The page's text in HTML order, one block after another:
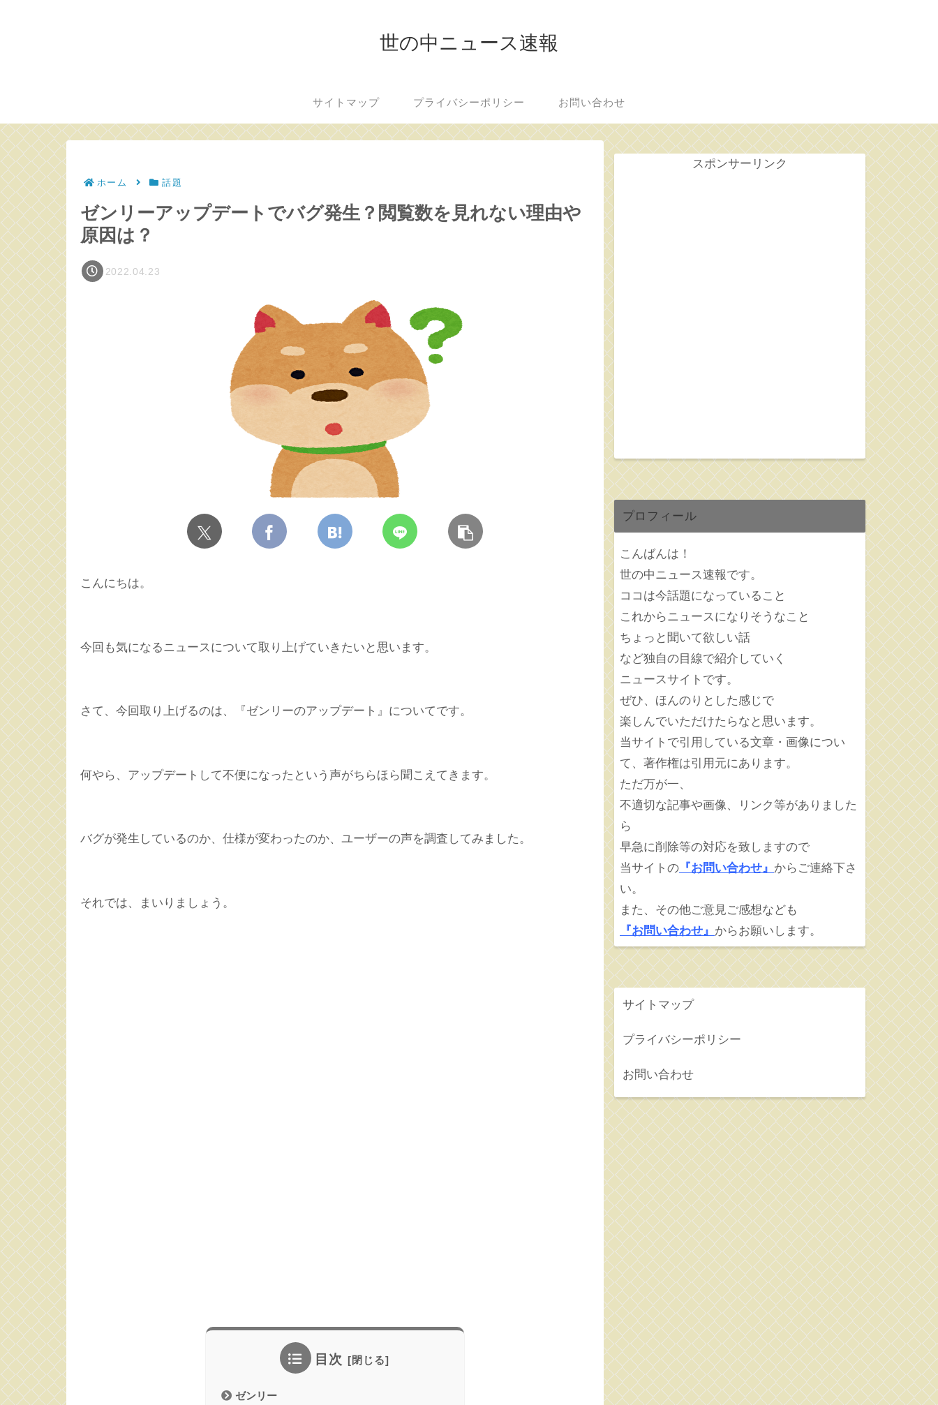
世の中ニュース速報
サイトマップ プライバシーポリシー お問い合わせ
ホーム 話題
ゼンリーアップデートでバグ発生？閲覧数を見れない理由や
原因は？
2022.04.23
こんにちは。
今回も気になるニュースについて取り上げていきたいと思います。
さて、今回取り上げるのは、『ゼンリーのアップデート』についてです。
何やら、アップデートして不便になったという声がちらほら聞こえてきます。
バグが発生しているのか、仕様が変わったのか、ユーザーの声を調査してみました。
それでは、まいりましょう。
目次
ゼンリー
スポンサーリンク
プロフィール
こんばんは！
世の中ニュース速報です。
ココは今話題になっていること
これからニュースになりそうなこと
ちょっと聞いて欲しい話
など独自の目線で紹介していく
ニュースサイトです。
ぜひ、ほんのりとした感じで
楽しんでいただけたらなと思います。
当サイトで引用している文章・画像につい
て、著作権は引用元にあります。
ただ万が一、
不適切な記事や画像、リンク等がありました
ら
早急に削除等の対応を致しますので
当サイトの 『お問い合わせ』 からご連絡下さ
い。
また、その他ご意見ご感想なども
『お問い合わせ』 からお願いします。
サイトマップ
プライバシーポリシー
お問い合わせ